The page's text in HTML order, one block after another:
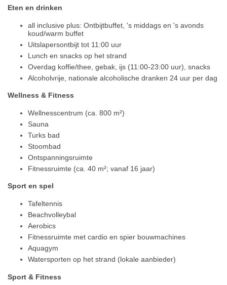
Eten en drinken
all inclusive plus: Ontbijtbuffet, 's middags en 's avonds
koud/warm buffet
Uitslapersontbijt tot 11:00 uur
Lunch en snacks op het strand
Overdag koffie/thee, gebak, ijs (11:00-23:00 uur), snacks
Alcoholvrije, nationale alcoholische dranken 24 uur per dag
Wellness & Fitness
Wellnesscentrum (ca. 800 m²)
Sauna
Turks bad
Stoombad
Ontspanningsruimte
Fitnessruimte (ca. 40 m²; vanaf 16 jaar)
Sport en spel
Tafeltennis
Beachvolleybal
Aerobics
Fitnessruimte met cardio en spier bouwmachines
Aquagym
Watersporten op het strand (lokale aanbieder)
Sport & Fitness